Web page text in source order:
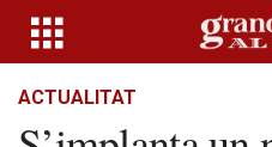
ACTUALITAT